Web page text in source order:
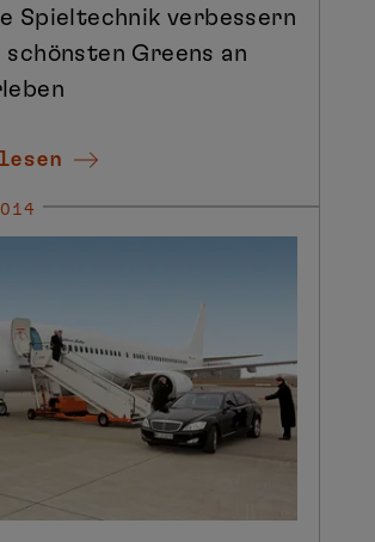
Spieltechnik verbessern
schönsten Greens an